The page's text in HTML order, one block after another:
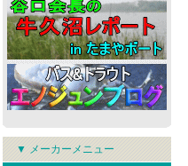
▼ メーカーメニュー